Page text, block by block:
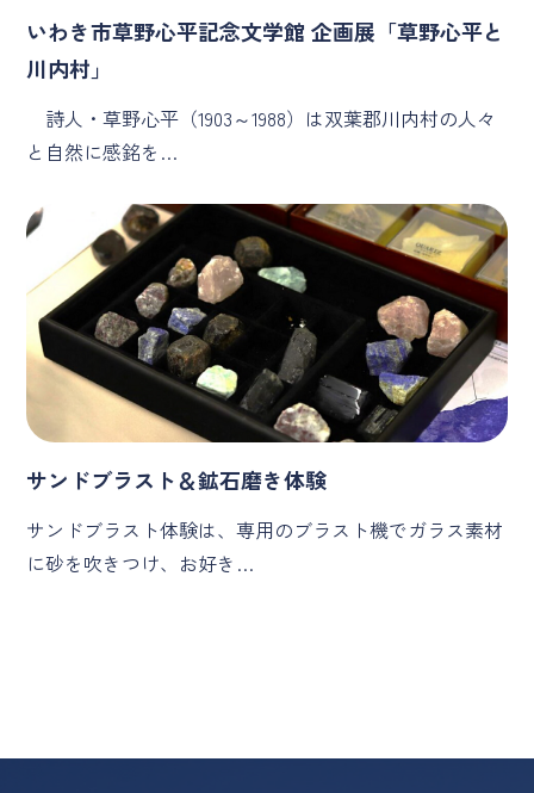
いわき市草野心平記念文学館 企画展「草野心平と
川内村」
詩人・草野心平（1903～1988）は双葉郡川内村の人々
と自然に感銘を…
サンドブラスト＆鉱石磨き体験
サンドブラスト体験は、専用のブラスト機でガラス素材
に砂を吹きつけ、お好き…